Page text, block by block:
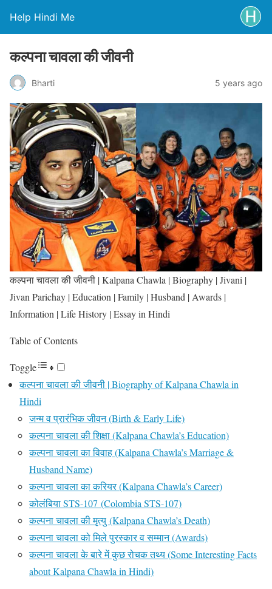
Help Hindi Me
कल्पना चावला की जीवनी
Bharti 5 years ago
कल्पना चावला की जीवनी | Kalpana Chawla | Biography | Jivani |
Jivan Parichay | Education | Family | Husband | Awards |
Information | Life History | Essay in Hindi
Table of Contents
Toggle
कल्पना चावला की जीवनी | Biography of Kalpana Chawla in
Hindi
जन्म व प्रारंभिक जीवन (Birth & Early Life)
कल्पना चावला की शिक्षा (Kalpana Chawla’s Education)
कल्पना चावला का विवाह (Kalpana Chawla’s Marriage &
Husband Name)
कल्पना चावला का करियर (Kalpana Chawla’s Career)
कोलंबिया STS-107 (Colombia STS-107)
कल्पना चावला की मृत्यु (Kalpana Chawla’s Death)
कल्पना चावला को मिले पुरस्कार व सम्मान (Awards)
कल्पना चावला के बारे में कुछ रोचक तथ्य (Some Interesting Facts
about Kalpana Chawla in Hindi)